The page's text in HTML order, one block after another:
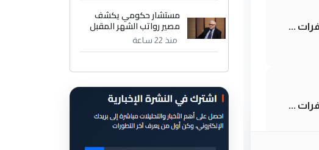
...
...
مستشار حكومي يكشف
مصير رواتب الشهر المقبل
منذ 22 ساعة